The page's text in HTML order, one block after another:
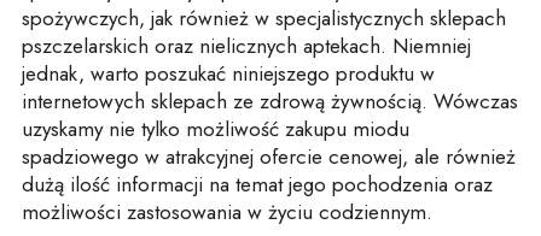
spożywczych, jak również w specjalistycznych sklepach
pszczelarskich oraz nielicznych aptekach. Niemniej
jednak, warto poszukać niniejszego produktu w
internetowych sklepach ze zdrową żywnością. Wówczas
uzyskamy nie tylko możliwość zakupu miodu
spadziowego w atrakcyjnej ofercie cenowej, ale również
dużą ilość informacji na temat jego pochodzenia oraz
możliwości zastosowania w życiu codziennym.